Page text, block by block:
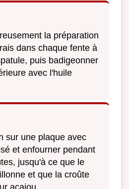
la préparation
dans chaque fente à
puis badigeonner
avec l'huile
sur une plaque avec
et enfourner pendant
jusqu'à ce que le
et que la croûte